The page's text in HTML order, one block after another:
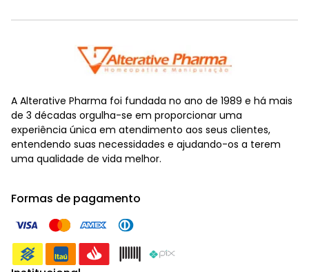
A Alterative Pharma foi fundada no ano de 1989 e há mais
de 3 décadas orgulha-se em proporcionar uma
experiência única em atendimento aos seus clientes,
entendendo suas necessidades e ajudando-os a terem
uma qualidade de vida melhor.
Formas de pagamento